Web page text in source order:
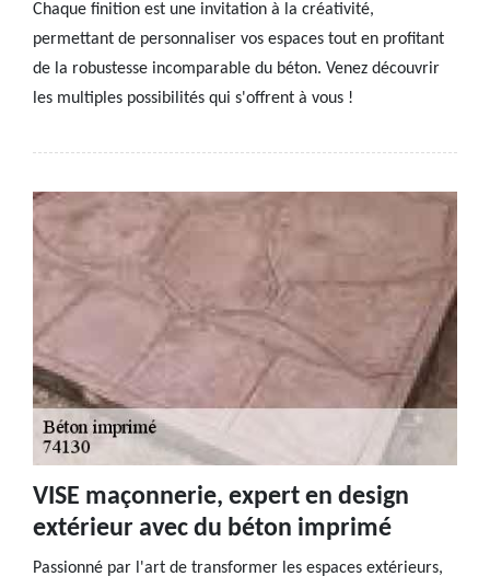
Chaque finition est une invitation à la créativité,
permettant de personnaliser vos espaces tout en profitant
de la robustesse incomparable du béton. Venez découvrir
les multiples possibilités qui s'offrent à vous !
VISE maçonnerie, expert en design
extérieur avec du béton imprimé
Passionné par l'art de transformer les espaces extérieurs,